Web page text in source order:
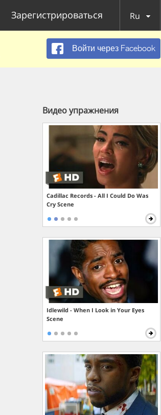
Зарегистрироваться Ru
Войти через Facebook
Видео упражнения
Cadillac Records - All I Could Do Was
Cry Scene
Idlewild - When I Look in Your Eyes
Scene